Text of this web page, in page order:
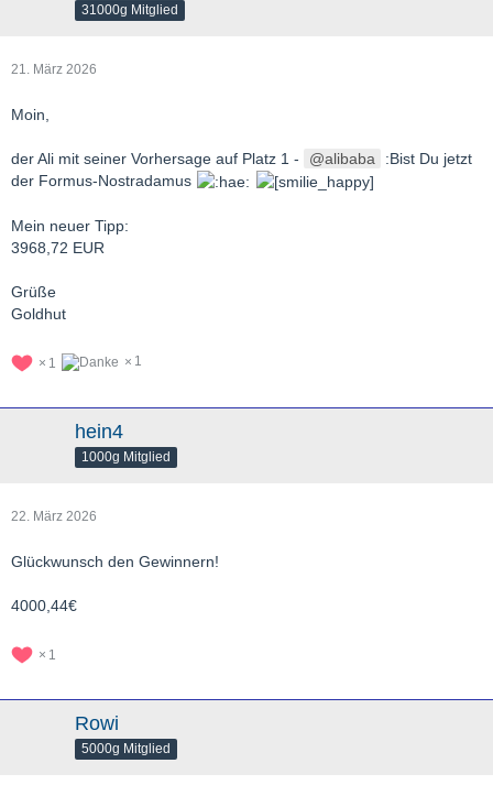
31000g Mitglied
21. März 2026
Moin,
der Ali mit seiner Vorhersage auf Platz 1 - alibaba
:Bist Du jetzt
der Formus-Nostradamus
Mein neuer Tipp:
3968,72 EUR
Grüße
Goldhut
1 1
hein4
1000g Mitglied
22. März 2026
Glückwunsch den Gewinnern!
4000,44€
1
Rowi
5000g Mitglied